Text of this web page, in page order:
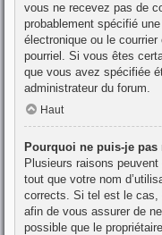
vous ne recevez pas de
probablement spécifié
électronique ou le
pourriel. Si vous êtes
que vous avez spécifiée
administrateur du forum.
Haut
Pourquoi ne puis-je pas
Plusieurs raisons
tout que votre nom
corrects. Si tel est le cas,
afin de vous assurer de
possible que le